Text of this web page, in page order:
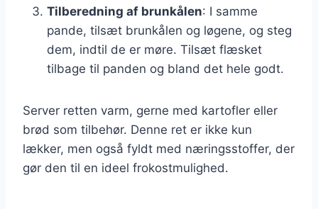
Tilberedning af brunkålen: I samme
pande, tilsæt brunkålen og løgene, og steg
dem, indtil de er møre. Tilsæt flæsket
tilbage til panden og bland det hele godt.
Server retten varm, gerne med kartofler eller
brød som tilbehør. Denne ret er ikke kun
lækker, men også fyldt med næringsstoffer, der
gør den til en ideel frokostmulighed.